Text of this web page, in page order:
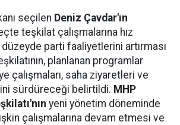
seçilen Deniz Çavdar'ın
teşkilat çalışmalarına hız
parti faaliyetlerini artırması
planlanan programlar
çalışmaları, saha ziyaretleri ve
sürdüreceği belirtildi. MHP
yeni yönetim döneminde
çalışmalarına devam etmesi ve